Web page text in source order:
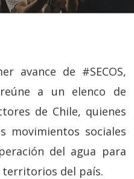
avance de #SECOS,
a un elenco de
de Chile, quienes
movimientos sociales
del agua para
territorios del país.